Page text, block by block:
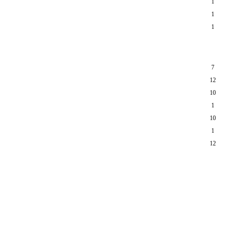
1
1
1
7
12
10
1
10
1
12